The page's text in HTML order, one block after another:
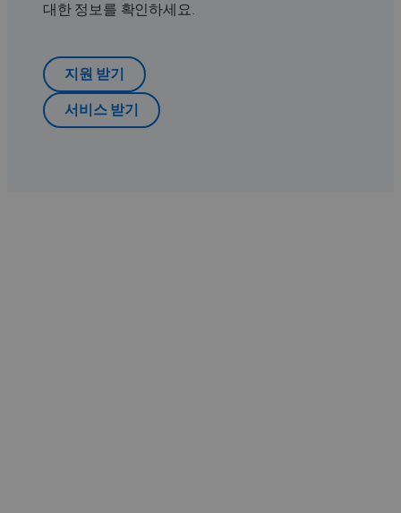
대한 정보를 확인하세요.
지원 받기
서비스 받기